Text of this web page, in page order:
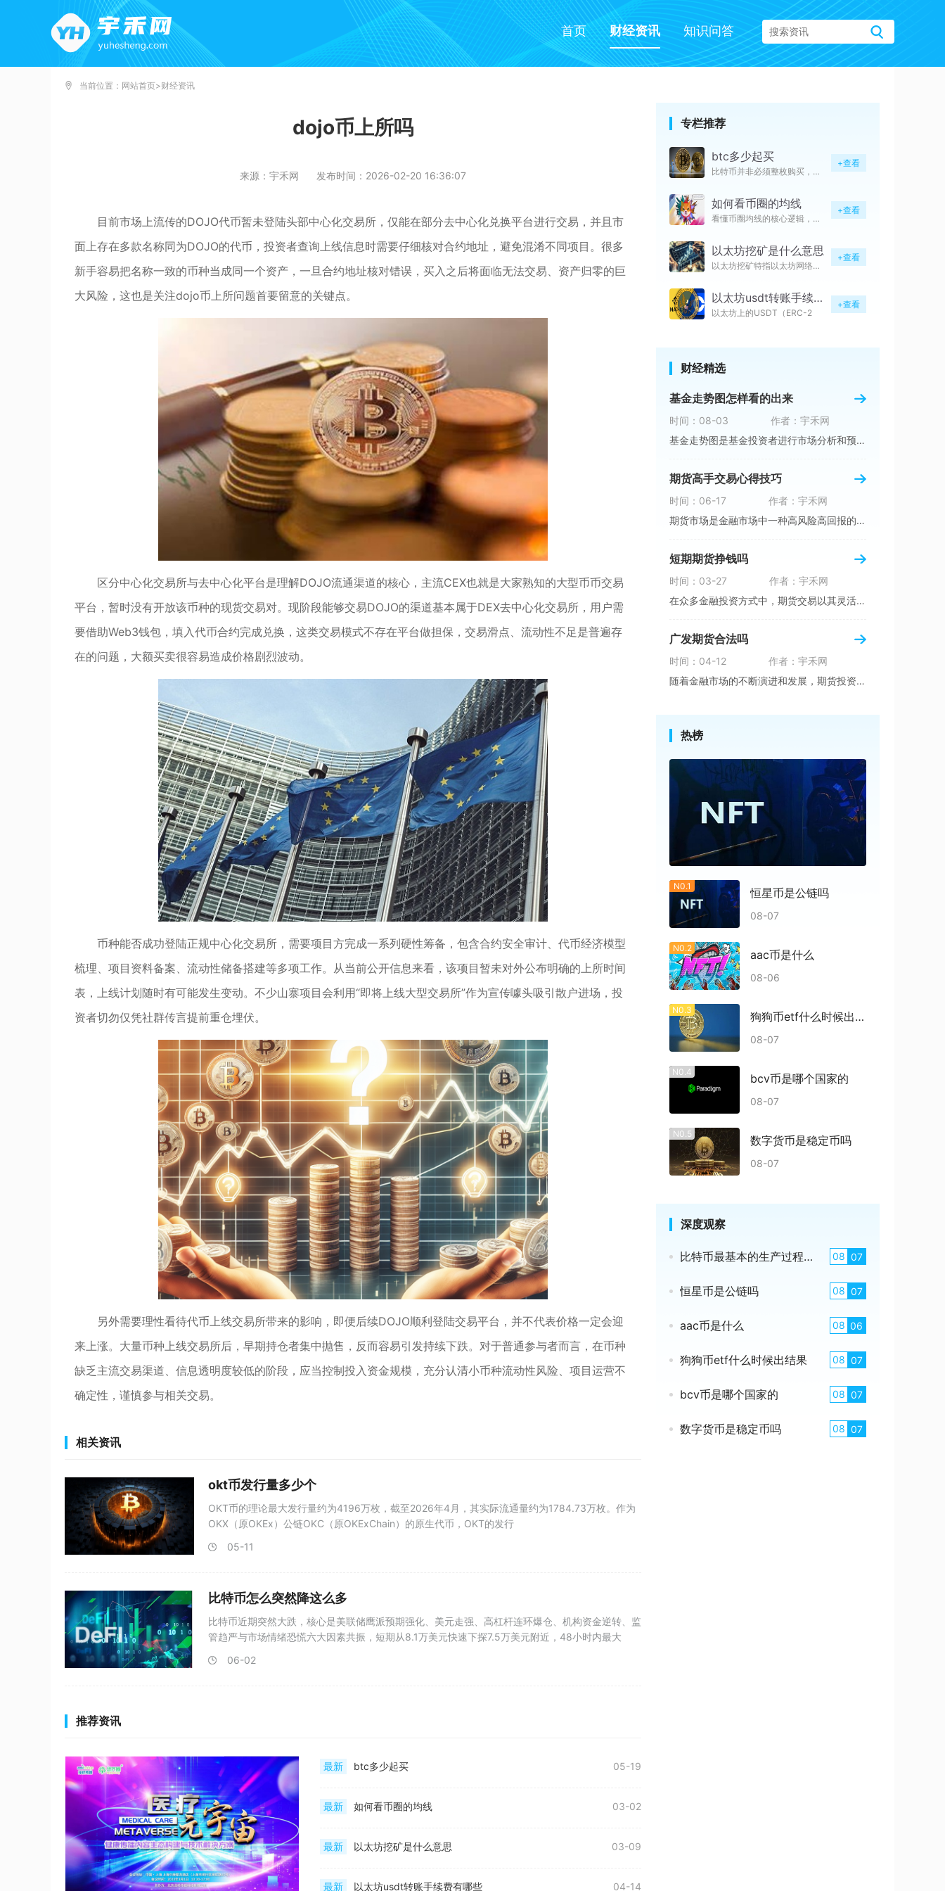
首页 财经资讯 知识问答
当前位置： 网站首页>财经资讯
dojo币上所吗
来源：宇禾网 发布时间：2026-02-20 16:36:07
目前市场上流传的DOJO代币暂未登陆头部中心化交易所，仅能在部分去中心化兑换平台进行交易，并且市
面上存在多款名称同为DOJO的代币，投资者查询上线信息时需要仔细核对合约地址，避免混淆不同项目。很多
新手容易把名称一致的币种当成同一个资产，一旦合约地址核对错误，买入之后将面临无法交易、资产归零的巨
大风险，这也是关注dojo币上所问题首要留意的关键点。
区分中心化交易所与去中心化平台是理解DOJO流通渠道的核心，主流CEX也就是大家熟知的大型币币交易
平台，暂时没有开放该币种的现货交易对。现阶段能够交易DOJO的渠道基本属于DEX去中心化交易所，用户需
要借助Web3钱包，填入代币合约完成兑换，这类交易模式不存在平台做担保，交易滑点、流动性不足是普遍存
在的问题，大额买卖很容易造成价格剧烈波动。
币种能否成功登陆正规中心化交易所，需要项目方完成一系列硬性筹备，包含合约安全审计、代币经济模型
梳理、项目资料备案、流动性储备搭建等多项工作。从当前公开信息来看，该项目暂未对外公布明确的上所时间
表，上线计划随时有可能发生变动。不少山寨项目会利用“即将上线大型交易所”作为宣传噱头吸引散户进场，投
资者切勿仅凭社群传言提前重仓埋伏。
另外需要理性看待代币上线交易所带来的影响，即便后续DOJO顺利登陆交易平台，并不代表价格一定会迎
来上涨。大量币种上线交易所后，早期持仓者集中抛售，反而容易引发持续下跌。对于普通参与者而言，在币种
缺乏主流交易渠道、信息透明度较低的阶段，应当控制投入资金规模，充分认清小币种流动性风险、项目运营不
确定性，谨慎参与相关交易。
相关资讯
okt币发行量多少个
OKT币的理论最大发行量约为4196万枚，截至2026年4月，其实际流通量约为1784.73万枚。作为
OKX（原OKEx）公链OKC（原OKExChain）的原生代币，OKT的发行
05-11
比特币怎么突然降这么多
比特币近期突然大跌，核心是美联储鹰派预期强化、美元走强、高杠杆连环爆仓、机构资金逆转、监
管趋严与市场情绪恐慌六大因素共振，短期从8.1万美元快速下探7.5万美元附近，48小时内最大
06-02
推荐资讯
最新 btc多少起买 05-19
最新 如何看币圈的均线 03-02
最新 以太坊挖矿是什么意思 03-09
最新 以太坊usdt转账手续费有哪些 04-14
专栏推荐
btc多少起买
比特币并非必须整枚购买，主流平
+查看
如何看币圈的均线
看懂币圈均线的核心逻辑，本质是
+查看
以太坊挖矿是什么意思
以太坊挖矿特指以太坊网络升级合
+查看
以太坊usdt转账手续费有哪些
以太坊上的USDT（ERC-2
+查看
财经精选
基金走势图怎样看的出来
时间：08-03
作者：宇禾网
基金走势图是基金投资者进行市场分析和预测的重
期货高手交易心得技巧
时间：06-17
作者：宇禾网
期货市场是金融市场中一种高风险高回报的交易方
短期期货挣钱吗
时间：03-27
作者：宇禾网
在众多金融投资方式中，期货交易以其灵活多变、
广发期货合法吗
时间：04-12
作者：宇禾网
随着金融市场的不断演进和发展，期货投资作为其
热榜
N0.1 恒星币是公链吗
08-07
N0.2 aac币是什么
08-06
N0.3 狗狗币etf什么时候出结果
08-07
N0.4 bcv币是哪个国家的
08-07
N0.5 数字货币是稳定币吗
08-07
深度观察
比特币最基本的生产过程是什么 08 07
恒星币是公链吗 08 07
aac币是什么 08 06
狗狗币etf什么时候出结果 08 07
bcv币是哪个国家的 08 07
数字货币是稳定币吗 08 07